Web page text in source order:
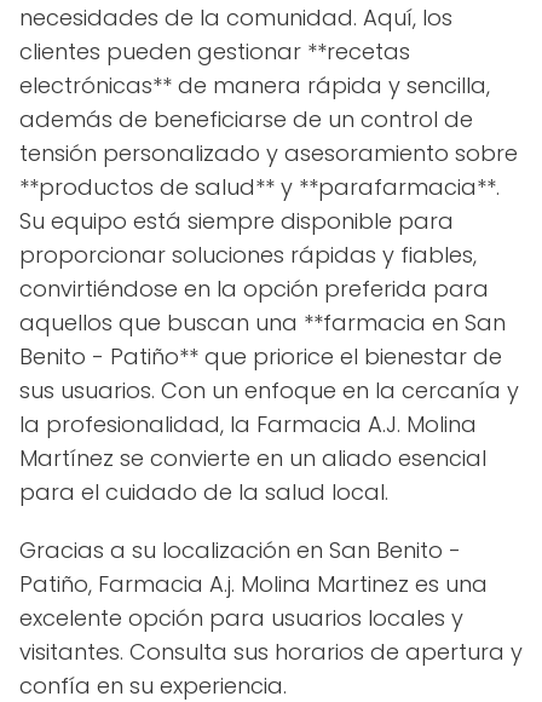
necesidades de la comunidad. Aquí, los
clientes pueden gestionar **recetas
electrónicas** de manera rápida y sencilla,
además de beneficiarse de un control de
tensión personalizado y asesoramiento sobre
**productos de salud** y **parafarmacia**.
Su equipo está siempre disponible para
proporcionar soluciones rápidas y fiables,
convirtiéndose en la opción preferida para
aquellos que buscan una **farmacia en San
Benito - Patiño** que priorice el bienestar de
sus usuarios. Con un enfoque en la cercanía y
la profesionalidad, la Farmacia A.J. Molina
Martínez se convierte en un aliado esencial
para el cuidado de la salud local.
Gracias a su localización en San Benito -
Patiño, Farmacia A.j. Molina Martinez es una
excelente opción para usuarios locales y
visitantes. Consulta sus horarios de apertura y
confía en su experiencia.